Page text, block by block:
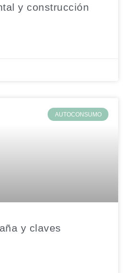
y construcción
AUTOCONSUMO
y claves